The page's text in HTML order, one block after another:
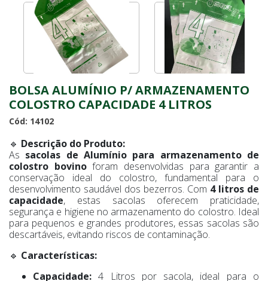
BOLSA ALUMÍNIO P/ ARMAZENAMENTO
COLOSTRO CAPACIDADE 4 LITROS
Cód: 14102
🔹 Descrição do Produto:
As sacolas de Alumínio para armazenamento de
colostro bovinoforam desenvolvidas para garantir a
conservação ideal do colostro, fundamental para o
desenvolvimento saudável dos bezerros. Com 4 litros de
capacidade, estas sacolas oferecem praticidade,
segurança e higiene no armazenamento do colostro. Ideal
para pequenos e grandes produtores, essas sacolas são
descartáveis, evitando riscos de contaminação.
🔹 Características:
Capacidade: 4 Litros por sacola, ideal para o